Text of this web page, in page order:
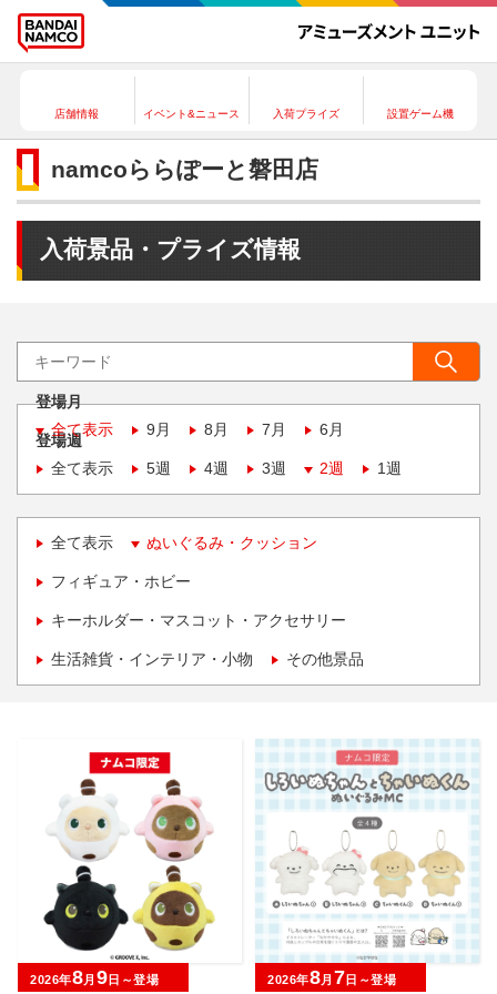
店舗情報 イベント&ニュース 入荷プライズ 設置ゲーム機
namcoららぽーと磐田店
入荷景品・プライズ情報
登場月
全て表示
9月 8月 7月 6月
登場週
全て表示
5週 4週 3週 2週 1週
全て表示 ぬいぐるみ・クッション
フィギュア・ホビー
キーホルダー・マスコット・アクセサリー
生活雑貨・インテリア・小物 その他景品
2026年8月 9日～登場 2026年8月 7日～登場